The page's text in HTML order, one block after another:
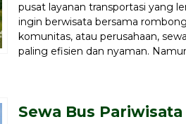
pusat layanan transportasi yang
ingin berwisata bersama
komunitas, atau perusahaan,
paling efisien dan nyaman.
Sewa Bus